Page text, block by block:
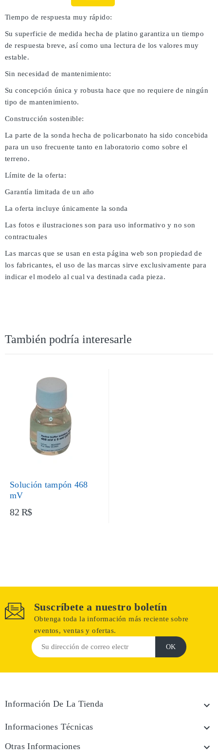
Tiempo de respuesta muy rápido:
Su superficie de medida hecha de platino garantiza un tiempo
de respuesta breve, así como una lectura de los valores muy
estable.
Sin necesidad de mantenimiento:
Su concepción única y robusta hace que no requiere de ningún
tipo de mantenimiento.
Construcción sostenible:
La parte de la sonda hecha de policarbonato ha sido concebida
para un uso frecuente tanto en laboratorio como sobre el
terreno.
Límite de la oferta:
Garantía limitada de un año
La oferta incluye únicamente la sonda
Las fotos e ilustraciones son para uso informativo y no son
contractuales
Las marcas que se usan en esta página web son propiedad de
los fabricantes, el uso de las marcas sirve exclusivamente para
indicar el modelo al cual va destinada cada pieza.
También podría interesarle
Solución tampón 468
mV
82 R$
Suscríbete a nuestro boletín
Obtenga toda la información más reciente sobre
eventos, ventas y ofertas.
Información De La Tienda 
Informaciones Técnicas 
Otras Informaciones 